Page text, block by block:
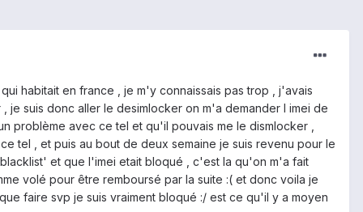
habitait en france , je m'y connaissais pas trop , j'avais
je suis donc aller le desimlocker on m'a demander l imei de
problème avec ce tel et qu'il pouvais me le dismlocker ,
tel , et puis au bout de deux semaine je suis revenu pour le
et que l'imei etait bloqué , c'est la qu'on m'a fait
volé pour être remboursé par la suite :( et donc voila je
faire svp je suis vraiment bloqué :/ est ce qu'il y a moyen